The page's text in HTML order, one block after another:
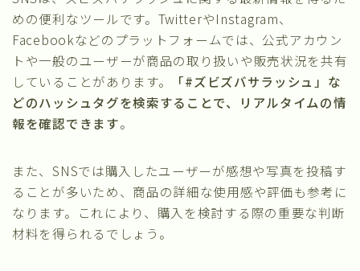
めの便利なツールです。TwitterやInstagram、
Facebookなどのプラットフォームでは、公式アカウン
トや一般のユーザーが商品の取り扱いや販売状況を共有
していることがあります。
「#ズビズバサラッシュ」な
どのハッシュタグを検索することで、リアルタイムの情
報を確認できます。
また、SNSでは購入したユーザーが感想や写真を投稿す
ることが多いため、商品の詳細な使用感や評価も参考に
なります。これにより、購入を検討する際の重要な判断
材料を得られるでしょう。